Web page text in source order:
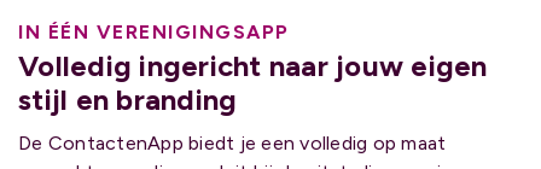
IN ÉÉN VERENIGINGSAPP
Volledig ingericht naar jouw eigen
stijl en branding
De ContactenApp biedt je een volledig op maat